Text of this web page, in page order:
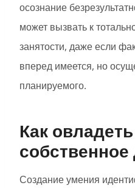
осознание
может вызвать к
занятости, даже если
вперед имеется, но
планируемого.
Как
Создание умения